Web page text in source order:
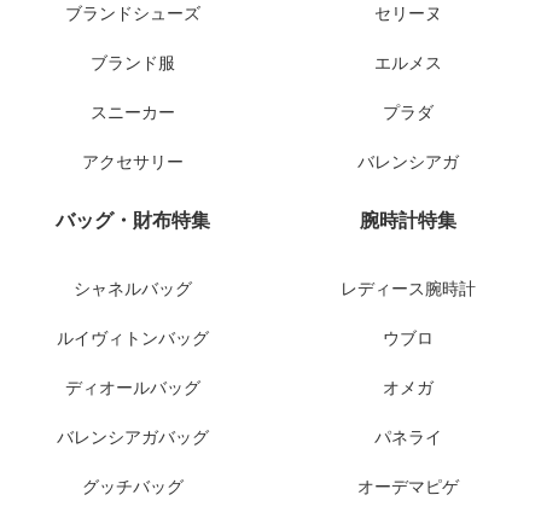
ブランドシューズ
ブランド服
スニーカー
アクセサリー
セリーヌ
エルメス
プラダ
バレンシアガ
バッグ・財布特集
シャネルバッグ
ルイヴィトンバッグ
ディオールバッグ
バレンシアガバッグ
グッチバッグ
腕時計特集
レディース腕時計
ウブロ
オメガ
パネライ
オーデマピゲ